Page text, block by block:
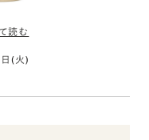
読む
(火)